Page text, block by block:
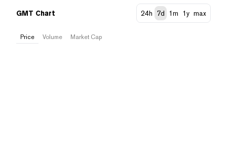
GMT Chart 24h 7d 1m 1y max
Price Volume Market Cap